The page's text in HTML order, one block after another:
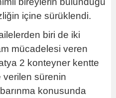
içine sürüklendi.
biri de iki
mücadelesi veren
2 konteyner kentte
verilen sürenin
konusunda